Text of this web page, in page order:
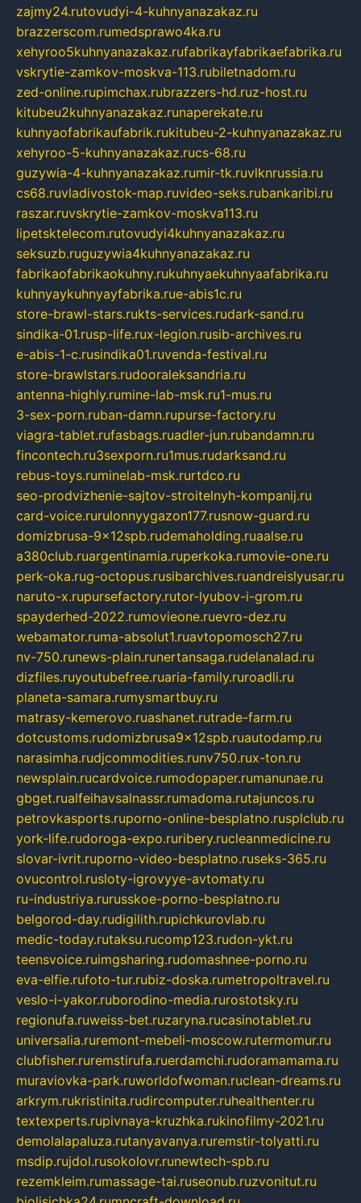
zajmy24.rutovudyi-4-kuhnyanazakaz.ru
brazzerscom.rumedsprawo4ka.ru
xehyroo5kuhnyanazakaz.rufabrikayfabrikaefabrika.ru
vskrytie-zamkov-moskva-113.rubiletnadom.ru
zed-online.rupimchax.rubrazzers-hd.ruz-host.ru
kitubeu2kuhnyanazakaz.runaperekate.ru
kuhnyaofabrikaufabrik.rukitubeu-2-kuhnyanazakaz.ru
xehyroo-5-kuhnyanazakaz.rucs-68.ru
guzywia-4-kuhnyanazakaz.rumir-tk.ruvlknrussia.ru
cs68.ruvladivostok-map.ruvideo-seks.rubankaribi.ru
raszar.ruvskrytie-zamkov-moskva113.ru
lipetsktelecom.rutovudyi4kuhnyanazakaz.ru
seksuzb.ruguzywia4kuhnyanazakaz.ru
fabrikaofabrikaokuhny.rukuhnyaekuhnyaafabrika.ru
kuhnyaykuhnyayfabrika.rue-abis1c.ru
store-brawl-stars.rukts-services.rudark-sand.ru
sindika-01.rusp-life.rux-legion.rusib-archives.ru
e-abis-1-c.rusindika01.ruvenda-festival.ru
store-brawlstars.rudooraleksandria.ru
antenna-highly.rumine-lab-msk.ru1-mus.ru
3-sex-porn.ruban-damn.rupurse-factory.ru
viagra-tablet.rufasbags.ruadler-jun.rubandamn.ru
fincontech.ru3sexporn.ru1mus.rudarksand.ru
rebus-toys.ruminelab-msk.rurtdco.ru
seo-prodvizhenie-sajtov-stroitelnyh-kompanij.ru
card-voice.rurulonnyygazon177.rusnow-guard.ru
domizbrusa-9x12spb.rudemaholding.ruaalse.ru
a380club.ruargentinamia.ruperkoka.rumovie-one.ru
perk-oka.rug-octopus.rusibarchives.ruandreislyusar.ru
naruto-x.rupursefactory.rutor-lyubov-i-grom.ru
spayderhed-2022.rumovieone.ruevro-dez.ru
webamator.ruma-absolut1.ruavtopomosch27.ru
nv-750.runews-plain.runertansaga.rudelanalad.ru
dizfiles.ruyoutubefree.ruaria-family.ruroadli.ru
planeta-samara.rumysmartbuy.ru
matrasy-kemerovo.ruashanet.rutrade-farm.ru
dotcustoms.rudomizbrusa9x12spb.ruautodamp.ru
narasimha.rudjcommodities.runv750.rux-ton.ru
newsplain.rucardvoice.rumodopaper.rumanunae.ru
gbget.rualfeihavsalnassr.rumadoma.rutajuncos.ru
petrovkasports.ruporno-online-besplatno.rusplclub.ru
york-life.rudoroga-expo.ruribery.rucleanmedicine.ru
slovar-ivrit.ruporno-video-besplatno.ruseks-365.ru
ovucontrol.rusloty-igrovyye-avtomaty.ru
ru-industriya.rurusskoe-porno-besplatno.ru
belgorod-day.rudigilith.rupichkurovlab.ru
medic-today.rutaksu.rucomp123.rudon-ykt.ru
teensvoice.ruimgsharing.rudomashnee-porno.ru
eva-elfie.rufoto-tur.rubiz-doska.rumetropoltravel.ru
veslo-i-yakor.ruborodino-media.rurostotsky.ru
regionufa.ruweiss-bet.ruzaryna.rucasinotablet.ru
universalia.ruremont-mebeli-moscow.rutermomur.ru
clubfisher.ruremstirufa.ruerdamchi.rudoramamama.ru
muraviovka-park.ruworldofwoman.ruclean-dreams.ru
arkrym.rukristinita.rudircomputer.ruhealthenter.ru
textexperts.rupivnaya-kruzhka.rukinofilmy-2021.ru
demolalapaluza.rutanyavanya.ruremstir-tolyatti.ru
msdip.rujdol.rusokolovr.runewtech-spb.ru
rezemkleim.rumassage-tai.ruseonub.ruzvonitut.ru